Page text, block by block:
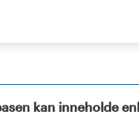
kan inneholde